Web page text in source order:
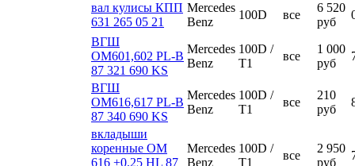
вал кулисы КПП
631 265 05 21
Mercedes
Benz
100D все
6 520
руб
ВГШ
ОМ601,602 PL-B
87 321 690 KS
Mercedes
Benz
100D /
T1
все
1 000
руб
ВГШ
ОМ616,617 PL-B
87 340 690 KS
Mercedes
Benz
100D /
T1
все
210
руб
вкладыши
коренные ОМ
616 +0.25 HL 87
Mercedes
Benz
100D /
T1
все
2 950
руб